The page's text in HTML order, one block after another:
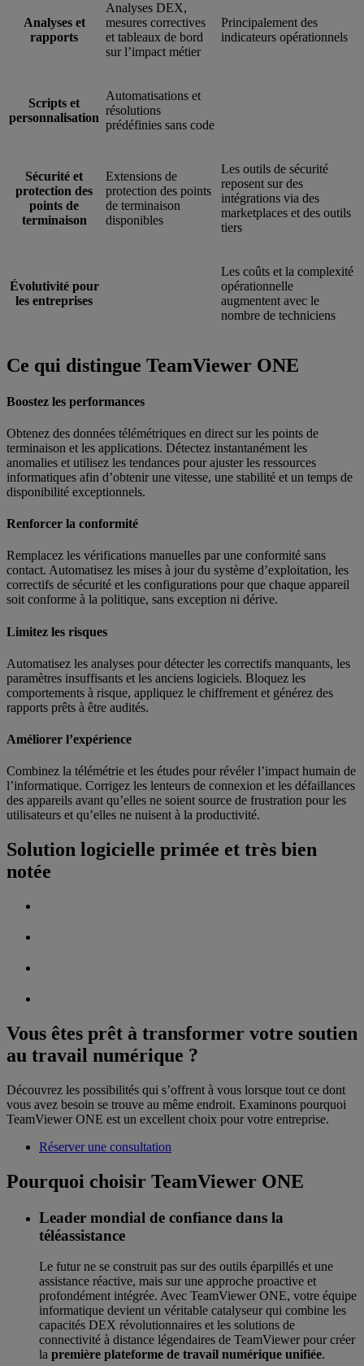
Analyses et
rapports
Analyses DEX,
mesures correctives
et tableaux de bord
sur l’impact métier
Principalement des
indicateurs opérationnels
Scripts et
personnalisation
Automatisations et
résolutions
prédéfinies sans code
Sécurité et
protection des
points de
terminaison
Extensions de
protection des points
de terminaison
disponibles
Les outils de sécurité
reposent sur des
intégrations via des
marketplaces et des outils
tiers
Évolutivité pour
les entreprises
Les coûts et la complexité
opérationnelle
augmentent avec le
nombre de techniciens
Ce qui distingue TeamViewer ONE
Boostez les performances
Obtenez des données télémétriques en direct sur les points de
terminaison et les applications. Détectez instantanément les
anomalies et utilisez les tendances pour ajuster les ressources
informatiques afin d’obtenir une vitesse, une stabilité et un temps de
disponibilité exceptionnels.
Renforcer la conformité
Remplacez les vérifications manuelles par une conformité sans
contact. Automatisez les mises à jour du système d’exploitation, les
correctifs de sécurité et les configurations pour que chaque appareil
soit conforme à la politique, sans exception ni dérive.
Limitez les risques
Automatisez les analyses pour détecter les correctifs manquants, les
paramètres insuffisants et les anciens logiciels. Bloquez les
comportements à risque, appliquez le chiffrement et générez des
rapports prêts à être audités.
Améliorer l’expérience
Combinez la télémétrie et les études pour révéler l’impact humain de
l’informatique. Corrigez les lenteurs de connexion et les défaillances
des appareils avant qu’elles ne soient source de frustration pour les
utilisateurs et qu’elles ne nuisent à la productivité.
Solution logicielle primée et très bien
notée
Vous êtes prêt à transformer votre soutien
au travail numérique ?
Découvrez les possibilités qui s’offrent à vous lorsque tout ce dont
vous avez besoin se trouve au même endroit. Examinons pourquoi
TeamViewer ONE est un excellent choix pour votre entreprise.
Réserver une consultation
Pourquoi choisir TeamViewer ONE
Leader mondial de confiance dans la
téléassistance
Le futur ne se construit pas sur des outils éparpillés et une
assistance réactive, mais sur une approche proactive et
profondément intégrée. Avec TeamViewer ONE, votre équipe
informatique devient un véritable catalyseur qui combine les
capacités DEX révolutionnaires et les solutions de
connectivité à distance légendaires de TeamViewer pour créer
la première plateforme de travail numérique unifiée.